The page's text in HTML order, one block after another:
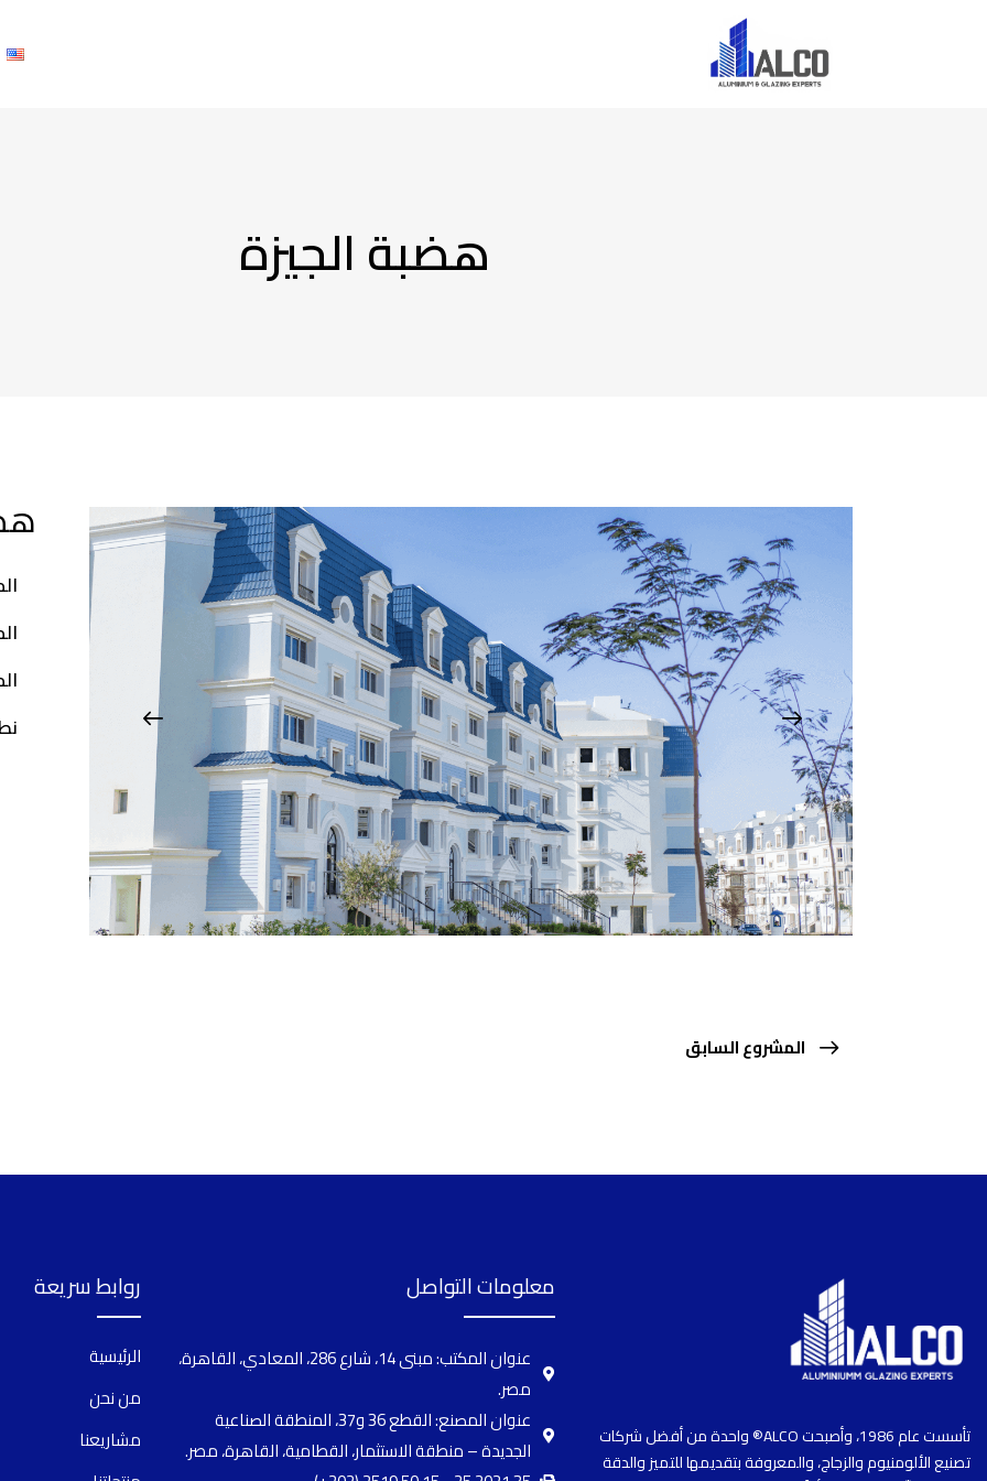
هضبة الجيزة
المشروع السابق
تأسست عام 1986، وأصبحت ALCO® واحدة من أفضل شركات
تصنيع الألومنيوم والزجاج، والمعروفة بتقديمها للتميز والدقة
معلومات التواصل
عنوان المكتب: مبنى 14، شارع 286، المعادي، القاهرة،
مصر.
عنوان المصنع: القطع 36 و37، المنطقة الصناعية
الجديدة – منطقة الاستثمار، القطامية، القاهرة، مصر.
روابط سريعة
الرئيسية
من نحن
مشاريعنا